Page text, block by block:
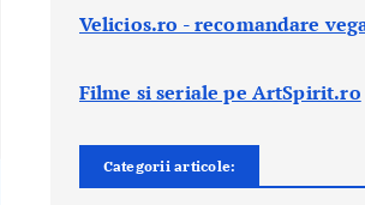
Velicios.ro - recomandare
Filme si seriale pe ArtSpirit.ro
Categorii articole: